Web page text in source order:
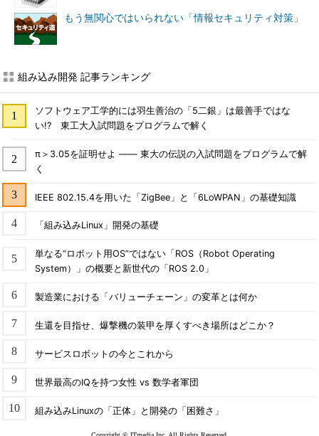
もう無関心ではいられない「情報セキュリティ対策」
組み込み開発 記事ランキング
ソフトウェア工学的には羽生善治の「5二銀」は最善手ではな
い!? 東工大入試問題をプログラムで解く
π＞3.05を証明せよ ―― 東大の伝説の入試問題をプログラムで解
く
IEEE 802.15.4を用いた「ZigBee」と「6LoWPAN」の基礎知識
「組み込みLinux」開発の基礎
単なる“ロボット用OS”ではない「ROS（Robot Operating
System）」の概要と新世代の「ROS 2.0」
製造業における「バリューチェーン」の変革とは何か
生還を目指せ、爆撃機の装甲を厚くすべき場所はどこか？
サービスロボットの今とこれから
世界最高のIQを持つ女性 vs 数学者軍団
組み込みLinuxの「正体」と開発の「困難さ」